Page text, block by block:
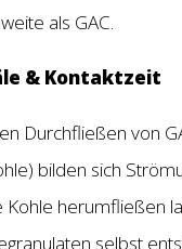
als GAC.
& Kontaktzeit
Durchfließen von
bilden sich
herumfließen
selbst